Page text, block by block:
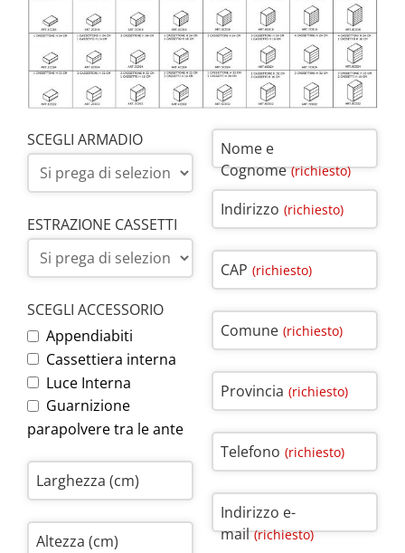
SCEGLI ARMADIO
ESTRAZIONE CASSETTI
SCEGLI ACCESSORIO
Appendiabiti
Cassettiera interna
Luce Interna
Guarnizione
parapolvere tra le ante
Larghezza (cm)
Altezza (cm)
Nome e
Cognome (richiesto)
Indirizzo (richiesto)
CAP (richiesto)
Comune (richiesto)
Provincia (richiesto)
Telefono (richiesto)
Indirizzo e-
mail (richiesto)